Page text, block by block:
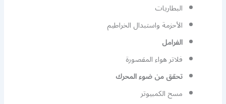
البطاريات
الأحزمة واستبدال الخراطيم
الفرامل
فلاتر هواء المقصورة
تحقق من ضوء المحرك
مسح الكمبيوتر